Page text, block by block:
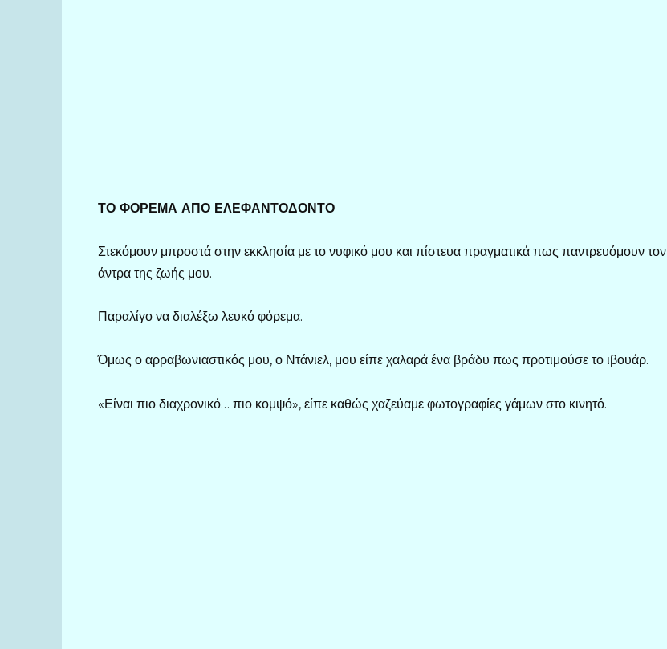
ΤΟ ΦΟΡΕΜΑ ΑΠΟ ΕΛΕΦΑΝΤΟΔΟΝΤΟ
Στεκόμουν μπροστά στην εκκλησία με το νυφικό μου και πίστευα πραγματικά πως παντρευόμουν τον
άντρα της ζωής μου.
Παραλίγο να διαλέξω λευκό φόρεμα.
Όμως ο αρραβωνιαστικός μου, ο Ντάνιελ, μου είπε χαλαρά ένα βράδυ πως προτιμούσε το ιβουάρ.
«Είναι πιο διαχρονικό… πιο κομψό», είπε καθώς χαζεύαμε φωτογραφίες γάμων στο κινητό.